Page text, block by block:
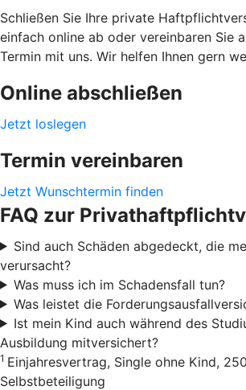
Schließen Sie Ihre private
einfach online ab oder vereinbaren Sie
Termin mit uns. Wir helfen Ihnen gern
Online abschließen
Jetzt loslegen
Termin vereinbaren
Jetzt Wunschtermin finden
FAQ zur
Sind auch Schäden abgedeckt, die
verursacht?
Was muss ich im Schadensfall tun?
Was leistet die
Ist mein Kind auch während des
Ausbildung mitversichert?
1 Einjahresvertrag, Single ohne Kind,
Selbstbeteiligung